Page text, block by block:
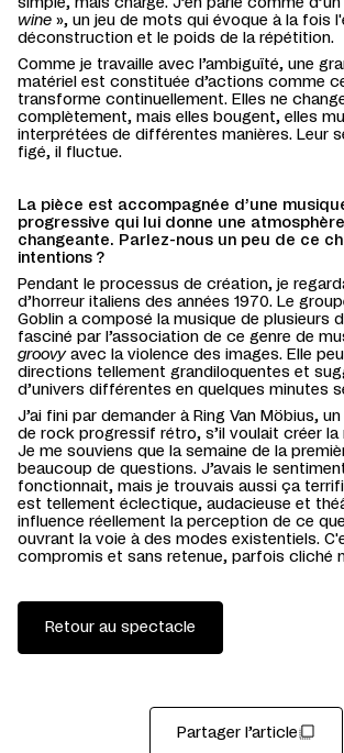
wine », un jeu de mots qui évoque à la fois
déconstruction et le poids de la répétition.
Comme je travaille avec l’ambiguïté, une
matériel est constituée d’actions comme
transforme continuellement. Elles ne
complètement, mais elles bougent, elles
interprétées de différentes manières. Leur
figé, il fluctue.
La pièce est accompagnée d’une
progressive qui lui donne une
changeante. Parlez-nous un peu de ce
intentions ?
Pendant le processus de création, je
d’horreur italiens des années 1970. Le
Goblin a composé la musique de plusieurs
fasciné par l’association de ce genre de
groovyavec la violence des images. Elle
directions tellement grandiloquentes et
d’univers différentes en quelques minutes
J’ai fini par demander à Ring Van Möbius,
de rock progressif rétro, s’il voulait créer la
Je me souviens que la semaine de la
beaucoup de questions. J’avais le
fonctionnait, mais je trouvais aussi ça
est tellement éclectique, audacieuse et
influence réellement la perception de ce
ouvrant la voie à des modes existentiels.
compromis et sans retenue, parfois cliché
Retour au spectacle
Partager l’article